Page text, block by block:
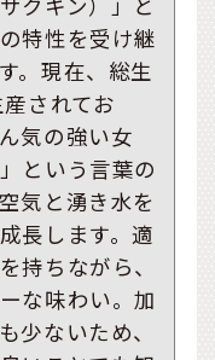
特性を受け継
。現在、総生
されてお
気の強い女
という言葉の
気と湧き水を
長します。適
持ちながら、
な味わい。加
少ないため、